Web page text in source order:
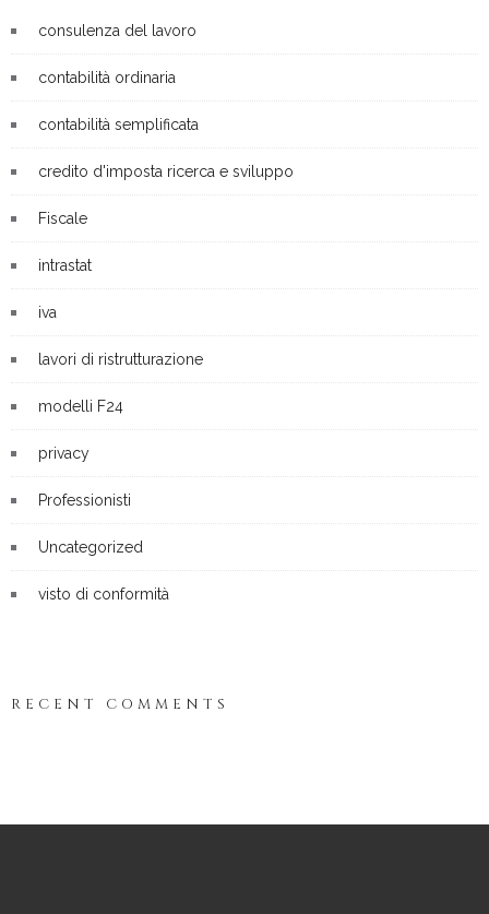
consulenza del lavoro
contabilità ordinaria
contabilità semplificata
credito d'imposta ricerca e sviluppo
Fiscale
intrastat
iva
lavori di ristrutturazione
modelli F24
privacy
Professionisti
Uncategorized
visto di conformità
RECENT COMMENTS